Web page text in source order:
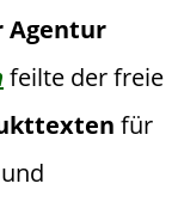
Agentur
feilte der freie
für